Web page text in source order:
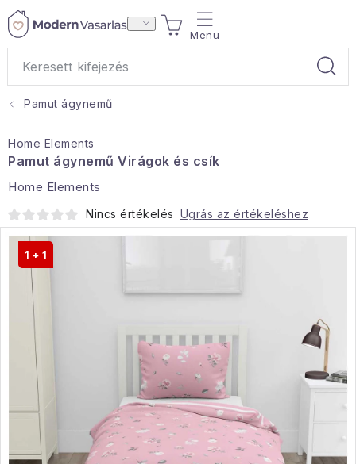
Ugrás
KOSÁR
Ajándékok
Otthoni illatok
Lakástextil
Háztartás
Hobbi és kert
Gyűjtemény
Egészség és szépség
Sport és szabadban
Pamut ágynemű
Home Elements
Pamut ágynemű Virágok és csík
Home Elements
Nincs értékelés Ugrás az értékeléshez
1 + 1